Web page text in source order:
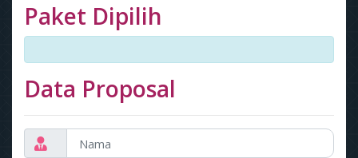
Paket Dipilih
Data Proposal